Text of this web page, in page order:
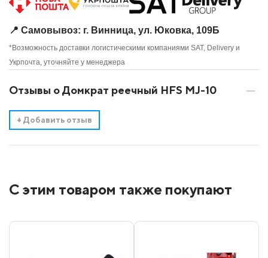
📍 Самовывоз: г. Винница, ул. Юковка, 109Б
*Возможность доставки логистическими компаниями SAT, Delivery и
Укрпочта, уточняйте у менеджера
Отзывы о Домкрат реечный HFS MJ-10
+ Добавить отзыв
С этим товаром также покупают